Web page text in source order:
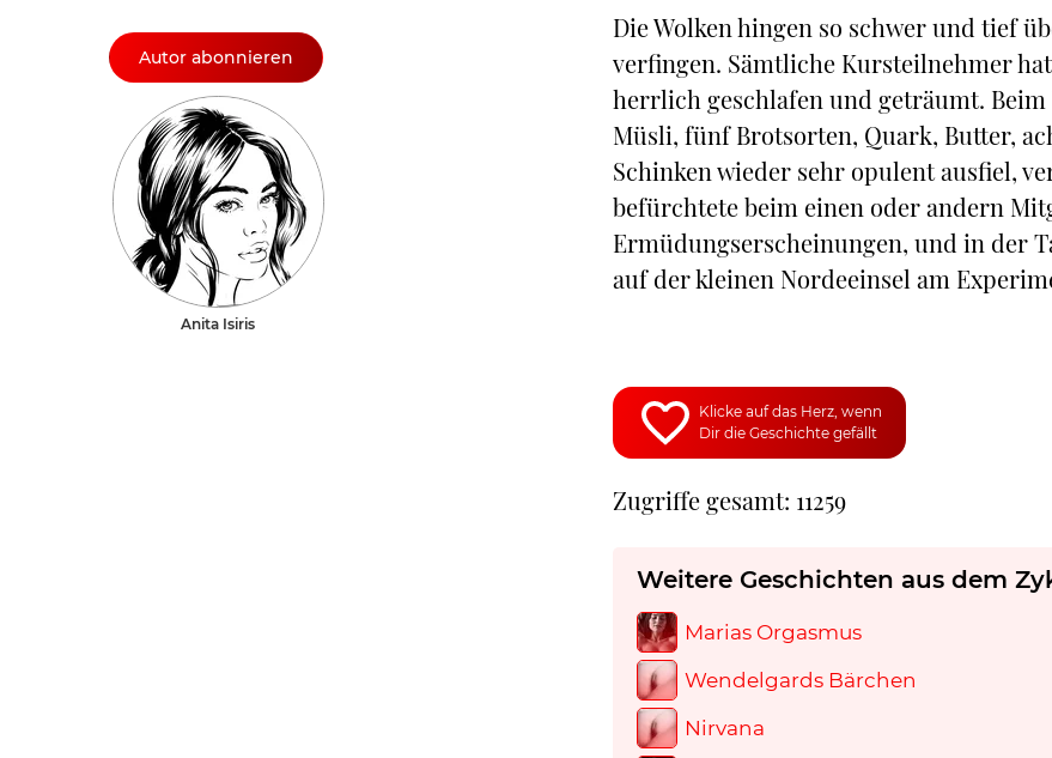
Autor abonnieren
Anita Isiris
Die Wolken hingen so schwer und tief
verfingen. Sämtliche Kursteilnehmer
herrlich geschlafen und geträumt.
Müsli, fünf Brotsorten, Quark, Butter,
Schinken wieder sehr opulent ausfiel,
befürchtete beim einen oder andern
Ermüdungserscheinungen, und in der
auf der kleinen Nordeeinsel am
Klicke auf das Herz, wenn
Dir die Geschichte gefällt
Zugriffe gesamt: 11259
Weitere Geschichten aus dem
Marias Orgasmus
Wendelgards Bärchen
Nirvana